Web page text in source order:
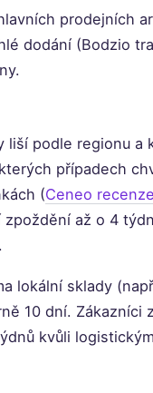
prodejních
dodání (Bodzio
liší podle regionu a
případech
(Ceneo
zpoždění až o 4
lokální sklady
10 dní. Zákazníci
kvůli